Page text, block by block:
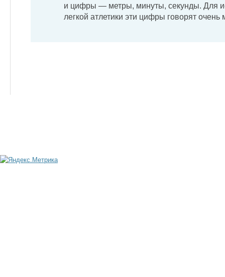
и цифры — метры, минуты, секунды. Для
легкой атлетики эти цифры говорят